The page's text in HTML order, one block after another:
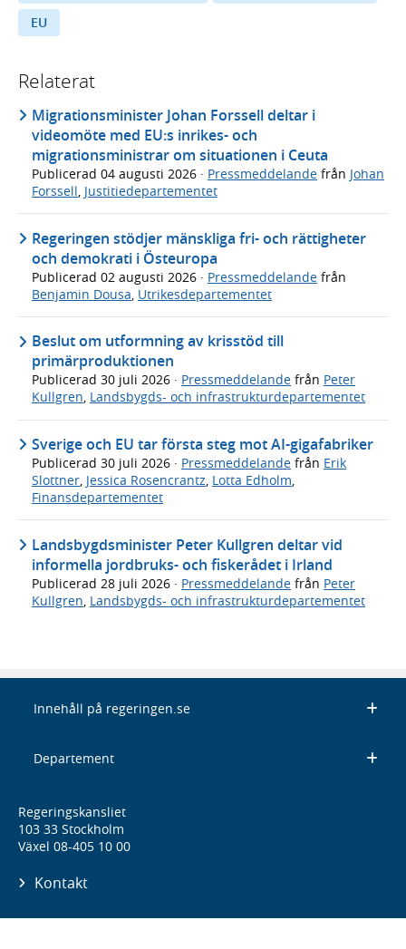
EU
Relaterat
Migrationsminister Johan Forssell deltar i
videomöte med EU:s inrikes- och
migrationsministrar om situationen i Ceuta
Publicerad 04 augusti 2026 · Pressmeddelande från Johan
Forssell, Justitiedepartementet
Regeringen stödjer mänskliga fri- och rättigheter
och demokrati i Östeuropa
Publicerad 02 augusti 2026 · Pressmeddelande från
Benjamin Dousa, Utrikesdepartementet
Beslut om utformning av krisstöd till
primärproduktionen
Publicerad 30 juli 2026 · Pressmeddelande från Peter
Kullgren, Landsbygds- och infrastrukturdepartementet
Sverige och EU tar första steg mot AI-gigafabriker
Publicerad 30 juli 2026 · Pressmeddelande från Erik
Slottner, Jessica Rosencrantz, Lotta Edholm,
Finansdepartementet
Landsbygdsminister Peter Kullgren deltar vid
informella jordbruks- och fiskerådet i Irland
Publicerad 28 juli 2026 · Pressmeddelande från Peter
Kullgren Landsbygds- och infrastrukturdepartementet
Innehåll på regeringen.se
Departement
Regeringskansliet
103 33 Stockholm
Växel 08-405 10 00
Kontakt